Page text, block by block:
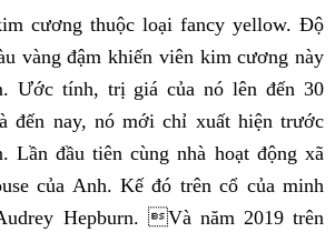
cương thuộc loại fancy yellow. Độ
vàng đậm khiến viên kim cương này
Ước tính, trị giá của nó lên đến 30
đến nay, nó mới chỉ xuất hiện trước
Lần đầu tiên cùng nhà hoạt động xã
của Anh. Kế đó trên cổ của minh
Hepburn. Và năm 2019 trên